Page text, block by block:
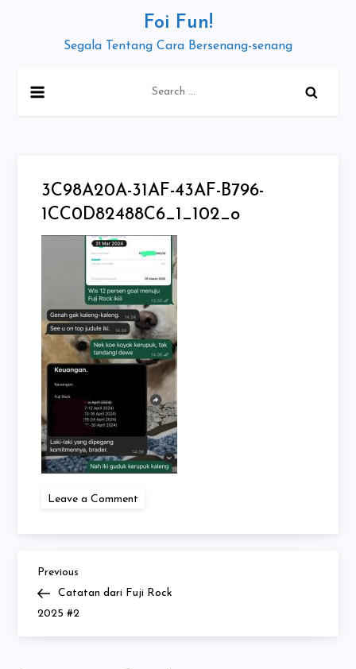
Foi Fun!
Segala Tentang Cara Bersenang-senang
for:
3C98A20A-31AF-43AF-B796-
1CC0D82488C6_1_102_o
Leave a Comment
43AF-
Post
navigation
Previous
Post
Previous
Catatan dari Fuji Rock
2025 #2